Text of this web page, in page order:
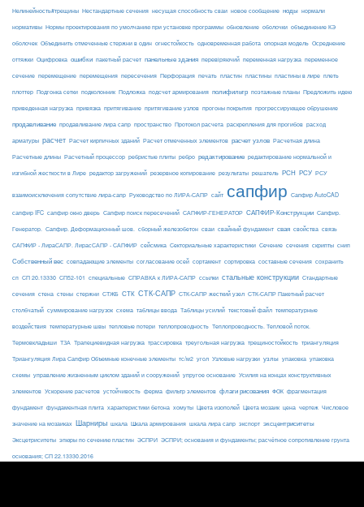
Нелинейность#трещины Нестандартные сечения несущая способность сваи новое сообщение ноды нормали
нормативы Нормы проектирования по умолчанию при установке программы обновление оболочки объединение КЭ
оболочек Объединить отмеченные стержни в один огнестойкость одновременная работа опорная модель Осреднение
оттяжки Оцифровка ошибки пакетный расчет панельные здания перевіряючий переменная нагрузка переменное
сечение перемещение перемещения пересечения Перфорация печать пластин пластины пластины в лире плеть
плоттер Подгонка сетки подколонник Подложка подсчет армирования полифильтр поэтажные планы Предложить идею
приведенная нагрузка привязка притягивание притягивание узлов прогоны покрытия прогрессирующее обрушение
продавливание продавливание лира сапр пространство Протокол расчета раскрепления для прогибов расход
арматуры расчет Расчет кирпичных зданий Расчет отмеченных элементов расчет узлов Расчетная длина
Расчетные длины Расчетный процессор ребристые плиты ребро редактирование редактирование нормальной и
изгибной жесткости в Лире редактор загружений резервное копирование результаты решатель РСН РСУ РСУ
взаимоисключения сопутствие лира-сапр Руководство по ЛИРА-САПР сайт сапфир Сапфир AutoCAD
сапфир IFC сапфир окно дверь Сапфир поиск пересечений САПФИР-ГЕНЕРАТОР САПФИР-Конструкции Сапфир.
Генератор. Сапфир. Деформационный шов. сборный железобетон сваи свайный фундамент свая свойства связь
САПФИР - ЛираСАПР. ЛирасСАПР - САПФИР сейсмика Секториальные характеристики Сечение сечения скрипты снип
Собственный вес совпадающие элементы согласование осей сортамент сортировка составные сечения сохранить
сп СП 20.13330 СП52-101 специальные СПРАВКА к ЛИРА-САПР ссылки стальные конструкции Стандартные
сечения стена стены стержни СТЖБ СТК СТК-САПР СТК-САПР жесткий узел СТК-САПР Пакетный расчет
столбчатый суммирование нагрузок схема таблицы ввода Таблицы усилий текстовый файл температурные
воздействия температурные швы тепловые потери теплопроводность Теплопроводность. Тепловой поток.
Термовкладыши ТЗА Трапециевидная нагрузка трассировка треугольная нагрузка трещиностойкость триангуляция
Триангуляция Лира Сапфир Объемные конечные элементы тс/м2 угол Узловые нагрузки узлы упаковка упаковка
схемы управление жизненным циклом зданий и сооружений упругое основание Усилия на концах конструктивных
элементов Ускорение расчетов устойчивость ферма фильтр элементов флаги рисования ФОК фрагментация
фундамент фундаментная плита характеристики бетона хомуты Цвета изополей Цвета мозаик цена чертеж Числовое
значение на мозаиках Шарниры шкала Шкала армирования шкала лира сапр экспорт эксцентриситеты
Эксцетриситеты эпюры по сечению пластин ЭСПРИ ЭСПРИ; основания и фундаменты; расчётное сопротивление грунта
основания; СП 22.13330.2016